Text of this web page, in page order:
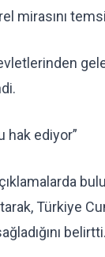
mirasını
hak ediyor”
Türkiye
belirtti.